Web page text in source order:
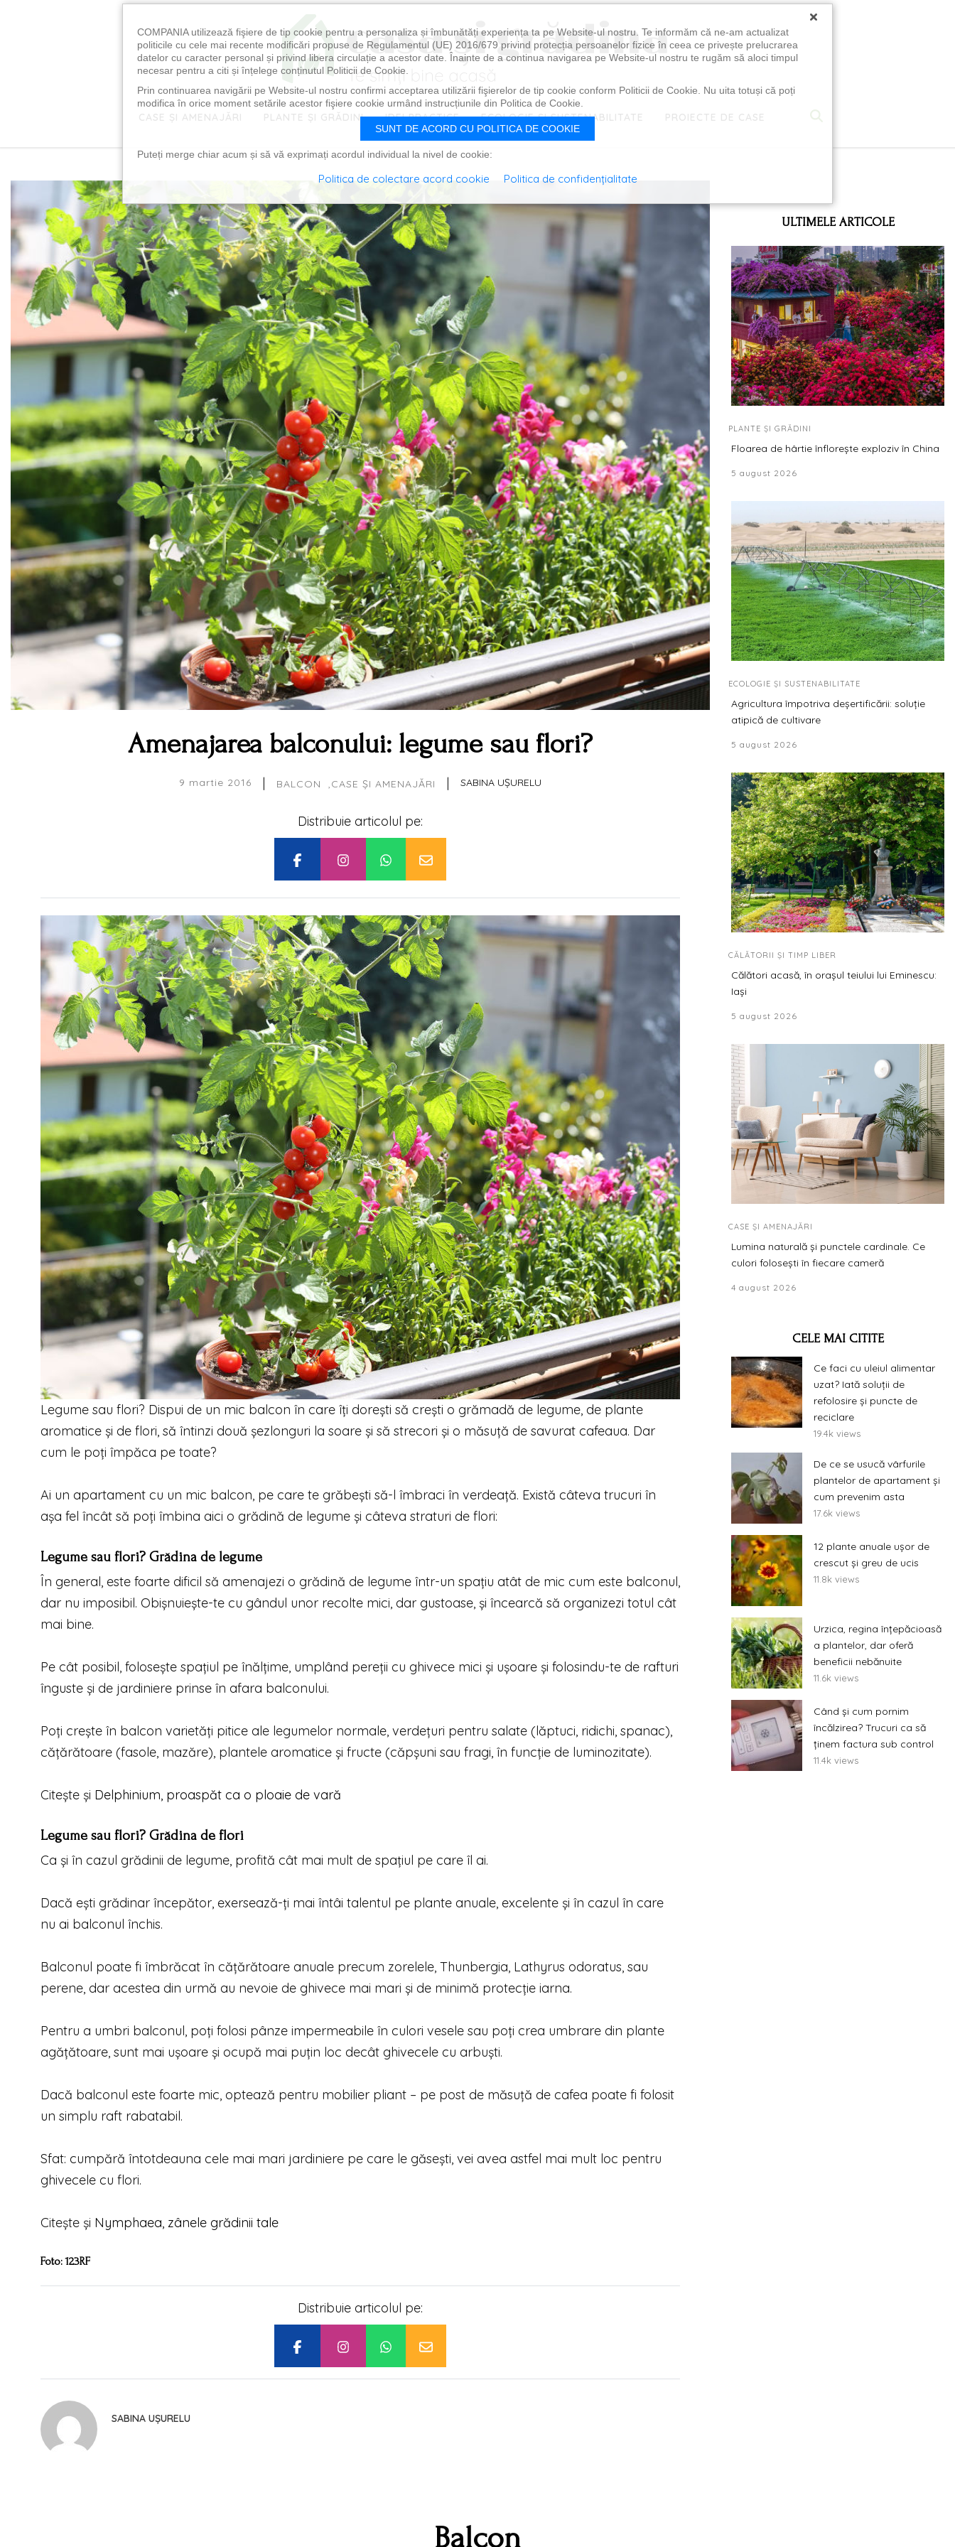
CASE ȘI AMENAJĂRI PLANTE ȘI GRĂDINI IDEI PRACTICE ECOLOGIE ȘI SUSTENABILITATE PROIECTE DE CASE
Amenajarea balconului: legume sau flori?
9 martie 2016 | BALCON CASE ȘI AMENAJĂRI | SABINA UȘURELU
Distribuie articolul pe:
Legume sau flori? Dispui de un mic balcon în care îţi doreşti să creşti o grămadă de legume, de plante
aromatice şi de flori, să întinzi două şezlonguri la soare şi să strecori şi o măsuţă de savurat cafeaua. Dar
cum le poţi împăca pe toate?
Ai un apartament cu un mic balcon, pe care te grăbești să-l îmbraci în verdeaţă. Există câteva trucuri în
așa fel încât să poți îmbina aici o grădină de legume și câteva straturi de flori:
Legume sau flori? Grădina de legume
În general, este foarte dificil să amenajezi o grădină de legume într-un spaţiu atât de mic cum este balconul,
dar nu imposibil. Obişnuieşte-te cu gândul unor recolte mici, dar gustoase, şi încearcă să organizezi totul cât
mai bine.
Pe cât posibil, foloseşte spaţiul pe înălţime, umplând pereţii cu ghivece mici şi uşoare şi folosindu-te de rafturi
înguste şi de jardiniere prinse în afara balconului.
Poţi creşte în balcon varietăţi pitice ale legumelor normale, verdeţuri pentru salate (lăptuci, ridichi, spanac),
căţărătoare (fasole, mazăre), plantele aromatice şi fructe (căpşuni sau fragi, în funcţie de luminozitate).
Citește și Delphinium, proaspăt ca o ploaie de vară
Legume sau flori? Grădina de flori
Ca şi în cazul grădinii de legume, profită cât mai mult de spaţiul pe care îl ai.
Dacă eşti grădinar începător, exersează-ţi mai întâi talentul pe plante anuale, excelente şi în cazul în care
nu ai balconul închis.
Balconul poate fi îmbrăcat în căţărătoare anuale precum zorelele, Thunbergia, Lathyrus odoratus, sau
perene, dar acestea din urmă au nevoie de ghivece mai mari şi de minimă protecţie iarna.
Pentru a umbri balconul, poţi folosi pânze impermeabile în culori vesele sau poţi crea umbrare din plante
agăţătoare, sunt mai uşoare şi ocupă mai puţin loc decât ghivecele cu arbuşti.
Dacă balconul este foarte mic, optează pentru mobilier pliant – pe post de măsuţă de cafea poate fi folosit
un simplu raft rabatabil.
Sfat: cumpără întotdeauna cele mai mari jardiniere pe care le găseşti, vei avea astfel mai mult loc pentru
ghivecele cu flori.
Citește și Nymphaea, zânele grădinii tale
Foto: 123RF
Distribuie articolul pe:
SABINA UȘURELU
ULTIMELE ARTICOLE
PLANTE ȘI GRĂDINI
Floarea de hârtie înflorește exploziv în China
5 august 2026
ECOLOGIE ȘI SUSTENABILITATE
Agricultura împotriva deșertificării: soluție
atipică de cultivare
5 august 2026
CĂLĂTORII ȘI TIMP LIBER
Călători acasă, în orașul teiului lui Eminescu:
Iași
5 august 2026
CASE ȘI AMENAJĂRI
Lumina naturală și punctele cardinale. Ce
culori folosești în fiecare cameră
4 august 2026
CELE MAI CITITE
Ce faci cu uleiul alimentar
uzat? Iată soluții de
refolosire și puncte de
reciclare
19.4k views
De ce se usucă vârfurile
plantelor de apartament și
cum prevenim asta
17.6k views
12 plante anuale ușor de
crescut și greu de ucis
11.8k views
Urzica, regina înțepăcioasă
a plantelor, dar oferă
beneficii nebănuite
11.6k views
Când și cum pornim
încălzirea? Trucuri ca să
ținem factura sub control
11.4k views
Balcon
×
COMPANIA utilizează fişiere de tip cookie pentru a personaliza și îmbunătăți experiența ta pe Website-ul nostru. Te informăm că ne-am actualizat
politicile cu cele mai recente modificări propuse de Regulamentul (UE) 2016/679 privind protecția persoanelor fizice în ceea ce privește prelucrarea
datelor cu caracter personal și privind libera circulație a acestor date. Înainte de a continua navigarea pe Website-ul nostru te rugăm să aloci timpul
necesar pentru a citi și înțelege conținutul Politicii de Cookie.
Prin continuarea navigării pe Website-ul nostru confirmi acceptarea utilizării fişierelor de tip cookie conform Politicii de Cookie. Nu uita totuși că poți
modifica în orice moment setările acestor fişiere cookie urmând instrucțiunile din Politica de Cookie.
SUNT DE ACORD CU POLITICA DE COOKIE
Puteți merge chiar acum și să vă exprimați acordul individual la nivel de cookie:
Politica de colectare acord cookie Politica de confidențialitate